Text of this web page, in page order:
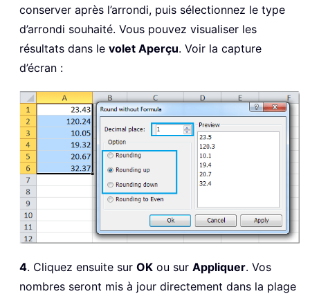
conserver après l’arrondi, puis sélectionnez le type
d’arrondi souhaité. Vous pouvez visualiser les
résultats dans le volet Aperçu. Voir la capture
d’écran :
4. Cliquez ensuite sur OK ou sur Appliquer. Vos
nombres seront mis à jour directement dans la plage